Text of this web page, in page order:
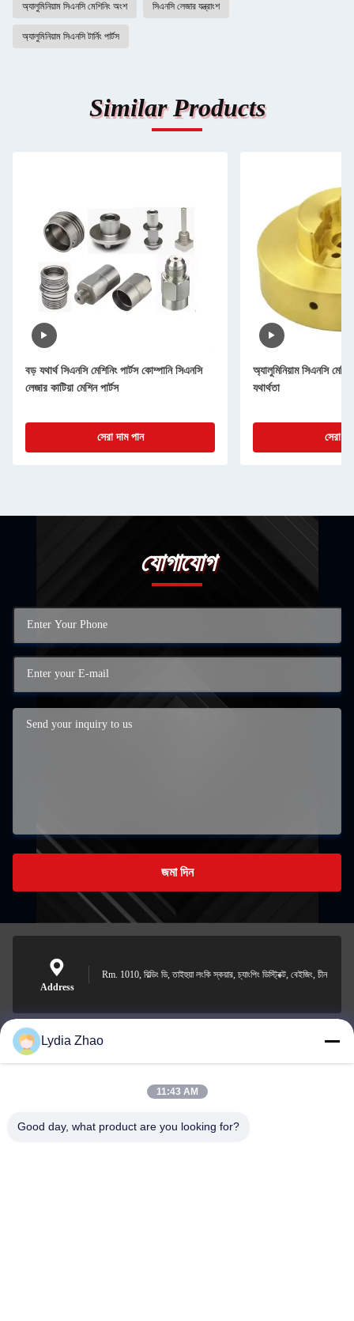
অ্যালুমিনিয়াম সিএনসি মেশিনিং অংশ সিএনসি লেজার যন্ত্রাংশ
অ্যালুমিনিয়াম সিএনসি টার্নিং পার্টস
Similar Products
বড় যথার্থ সিএনসি মেশিনিং পার্টস কোম্পানি সিএনসি
লেজার কাটিয়া মেশিন পার্টস
সেরা দাম পান
অ্যালুমিনিয়াম সিএনসি
যথার্থতা
সেরা
যোগাযোগ
জমা দিন
Address
Rm. 1010, বিল্ডিং ডি, তাইহুয়া লংকি স্কয়ার, চ্যাংপিং ডিস্ট্রিক্ট, বেইজিং, চীন
jesingd@vip.sina.com
Lydia Zhao
11:43 AM
Good day, what product are you looking for?